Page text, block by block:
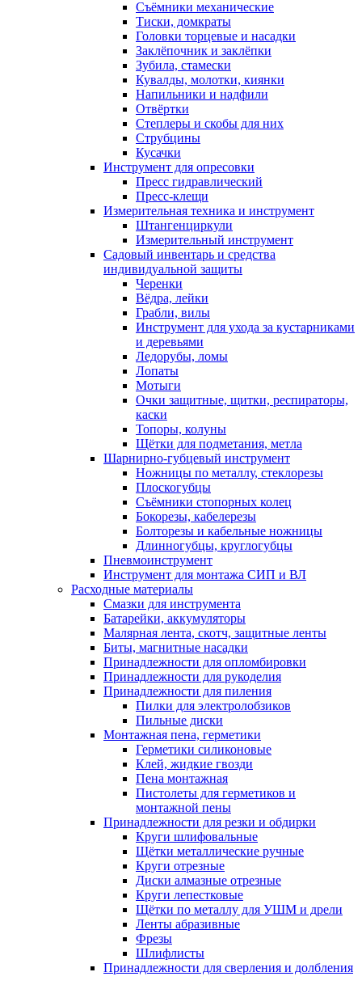
Съёмники механические
Тиски, домкраты
Головки торцевые и насадки
Заклёпочник и заклёпки
Зубила, стамески
Кувалды, молотки, киянки
Напильники и надфили
Отвёртки
Степлеры и скобы для них
Струбцины
Кусачки
Инструмент для опресовки
Пресс гидравлический
Пресс-клещи
Измерительная техника и инструмент
Штангенциркули
Измерительный инструмент
Садовый инвентарь и средства
индивидуальной защиты
Черенки
Вёдра, лейки
Грабли, вилы
Инструмент для ухода за кустарниками
и деревьями
Ледорубы, ломы
Лопаты
Мотыги
Очки защитные, щитки, респираторы,
каски
Топоры, колуны
Щётки для подметания, метла
Шарнирно-губцевый инструмент
Ножницы по металлу, стеклорезы
Плоскогубцы
Съёмники стопорных колец
Бокорезы, кабелерезы
Болторезы и кабельные ножницы
Длинногубцы, круглогубцы
Пневмоинструмент
Инструмент для монтажа СИП и ВЛ
Расходные материалы
Смазки для инструмента
Батарейки, аккумуляторы
Малярная лента, скотч, защитные ленты
Биты, магнитные насадки
Принадлежности для опломбировки
Принадлежности для рукоделия
Принадлежности для пиления
Пилки для электролобзиков
Пильные диски
Монтажная пена, герметики
Герметики силиконовые
Клей, жидкие гвозди
Пена монтажная
Пистолеты для герметиков и
монтажной пены
Принадлежности для резки и обдирки
Круги шлифовальные
Щётки металлические ручные
Круги отрезные
Диски алмазные отрезные
Круги лепестковые
Щётки по металлу для УШМ и дрели
Ленты абразивные
Фрезы
Шлифлисты
Принадлежности для сверления и долбления